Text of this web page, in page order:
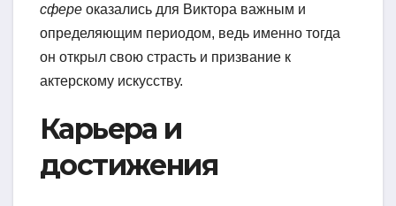
сфере оказались для Виктора важным и
определяющим периодом, ведь именно тогда
он открыл свою страсть и призвание к
актерскому искусству.
Карьера и
достижения